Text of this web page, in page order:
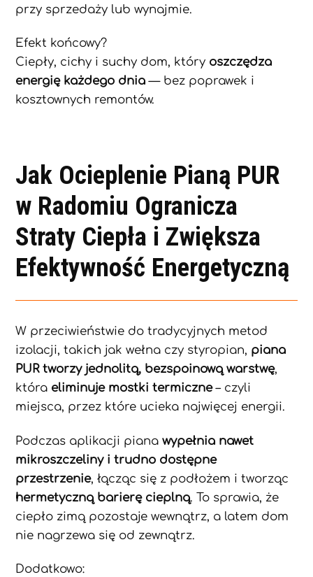
przy sprzedaży lub wynajmie.
Efekt końcowy?
Ciepły, cichy i suchy dom, który oszczędza
energię każdego dnia — bez poprawek i
kosztownych remontów.
Jak Ocieplenie Pianą PUR
w Radomiu Ogranicza
Straty Ciepła i Zwiększa
Efektywność Energetyczną
W przeciwieństwie do tradycyjnych metod
izolacji, takich jak wełna czy styropian, piana
PUR tworzy jednolitą, bezspoinową warstwę,
która eliminuje mostki termiczne– czyli
miejsca, przez które ucieka najwięcej energii.
Podczas aplikacji pianawypełnia nawet
mikroszczeliny i trudno dostępne
przestrzenie, łącząc się z podłożem i tworząc
hermetyczną barierę cieplną. To sprawia, że
ciepło zimą pozostaje wewnątrz, a latem dom
nie nagrzewa się od zewnątrz.
Dodatkowo: